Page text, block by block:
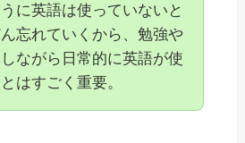
に英語は使っていないと
忘れていくから、勉強や
ながら日常的に英語が使
はすごく重要。